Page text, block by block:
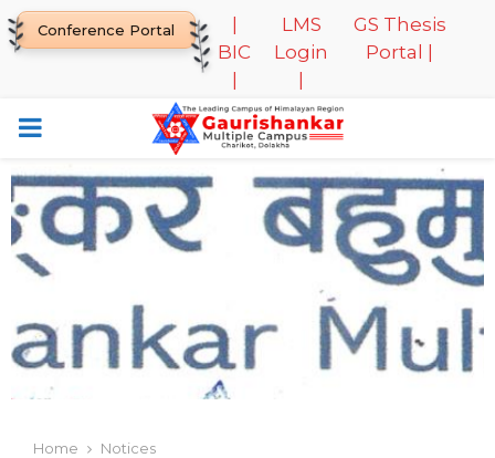
Conference Portal
BIC
LMS
Login
GS Thesis
Portal |
PRIMARY
MENU
Home
Notices